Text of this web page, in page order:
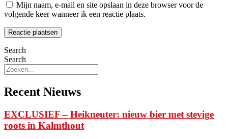
Mijn naam, e-mail en site opslaan in deze browser voor de
volgende keer wanneer ik een reactie plaats.
Search
Search
Recent Nieuws
EXCLUSIEF – Heikneuter: nieuw bier met stevige
roots in Kalmthout